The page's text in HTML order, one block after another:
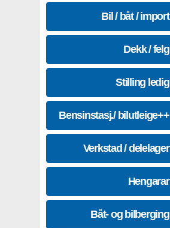
Bil / båt / import
Dekk / felg
Stilling ledig
Bensinstasj./ bilutleige++
Verkstad / delelager
Hengarar
Båt- og bilberging